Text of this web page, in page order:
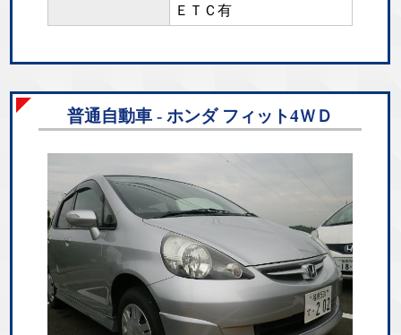
ＥＴＣ有
普通自動車 - ホンダ フィット4ＷＤ